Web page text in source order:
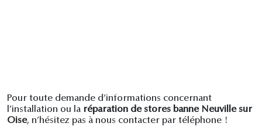
Pour toute demande d’informations concernant
l’installation ou la réparation de stores banne Neuville sur
Oise, n’hésitez pas à nous contacter par téléphone !